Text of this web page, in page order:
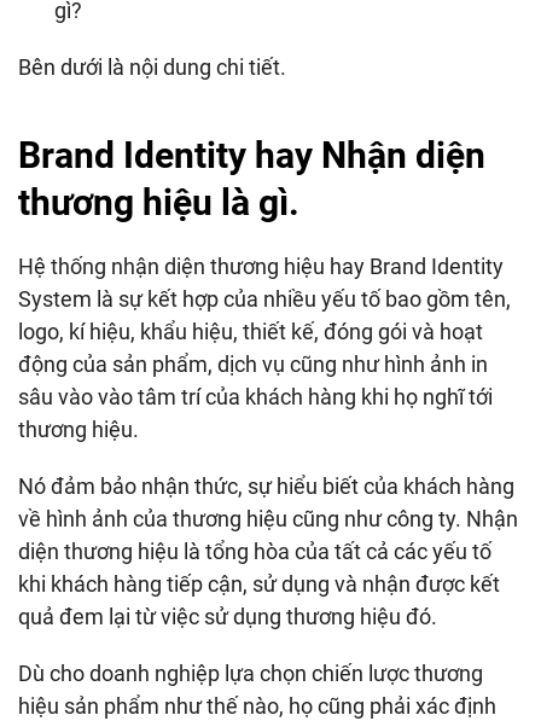
gì?
Bên dưới là nội dung chi tiết.
Brand Identity hay Nhận diện
thương hiệu là gì.
Hệ thống nhận diện thương hiệu hay Brand Identity
System là sự kết hợp của nhiều yếu tố bao gồm tên,
logo, kí hiệu, khẩu hiệu, thiết kế, đóng gói và hoạt
động của sản phẩm, dịch vụ cũng như hình ảnh in
sâu vào vào tâm trí của khách hàng khi họ nghĩ tới
thương hiệu.
Nó đảm bảo nhận thức, sự hiểu biết của khách hàng
về hình ảnh của thương hiệu cũng như công ty. Nhận
diện thương hiệu là tổng hòa của tất cả các yếu tố
khi khách hàng tiếp cận, sử dụng và nhận được kết
quả đem lại từ việc sử dụng thương hiệu đó.
Dù cho doanh nghiệp lựa chọn chiến lược thương
hiệu sản phẩm như thế nào, họ cũng phải xác định